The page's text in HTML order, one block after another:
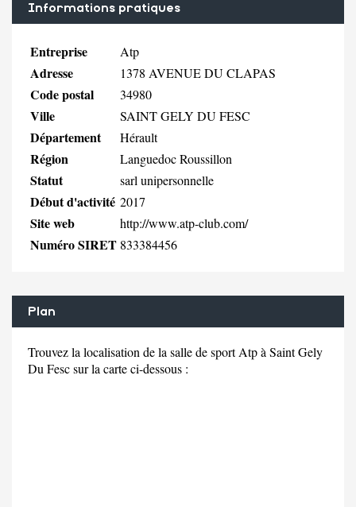
Informations pratiques
Entreprise Atp
Adresse 1378 AVENUE DU CLAPAS
Code postal 34980
Ville SAINT GELY DU FESC
Département Hérault
Région Languedoc Roussillon
Statut sarl unipersonnelle
Début d'activité 2017
Site web http://www.atp-club.com/
Numéro SIRET 833384456
Plan
Trouvez la localisation de la salle de sport Atp à Saint Gely
Du Fesc sur la carte ci-dessous :